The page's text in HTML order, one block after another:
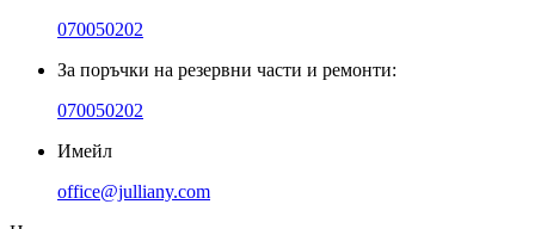
070050202
За поръчки на резервни части и ремонти:
070050202
Имейл
office@julliany.com